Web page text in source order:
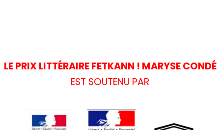
LE PRIX LITTÉRAIRE FETKANN ! MARYSE CONDÉ
EST SOUTENU PAR